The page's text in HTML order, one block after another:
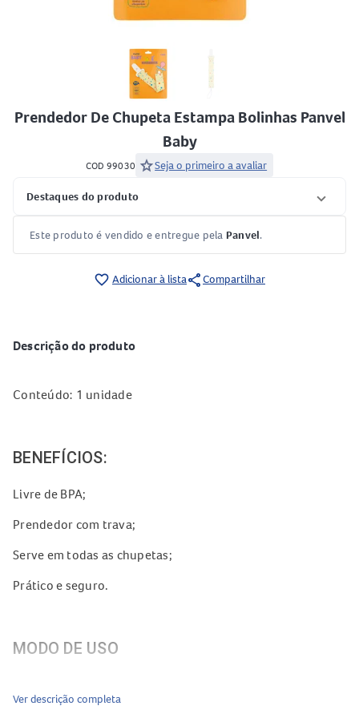
Prendedor De Chupeta Estampa Bolinhas Panvel
Baby
COD 99030 starSeja o primeiro a avaliar
Destaques do produto
Este produto é vendido e entregue pela Panvel.
favorite_border Adicionar à listashareCompartilhar
Descrição do produto
Conteúdo: 1 unidade
BENEFÍCIOS:
Livre de BPA;
Prendedor com trava;
Serve em todas as chupetas;
Prático e seguro.
MODO DE USO
Prenda o clipe na roupa da criança e trave-o.
Ver descrição completa